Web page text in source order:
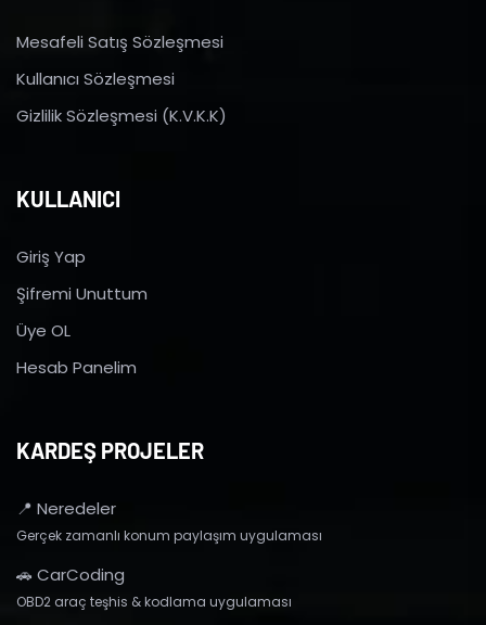
Mesafeli Satış Sözleşmesi
Kullanıcı Sözleşmesi
Gizlilik Sözleşmesi (K.V.K.K)
KULLANICI
Giriş Yap
Şifremi Unuttum
Üye OL
Hesab Panelim
KARDEŞ PROJELER
📍 Neredeler
Gerçek zamanlı konum paylaşım uygulaması
🚗 CarCoding
OBD2 araç teşhis & kodlama uygulaması